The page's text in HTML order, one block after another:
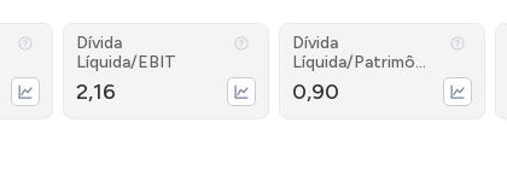
Dívida
Líquida/EBIT
2,16
Dívida
Líquida/Patrimôni
o
0,90